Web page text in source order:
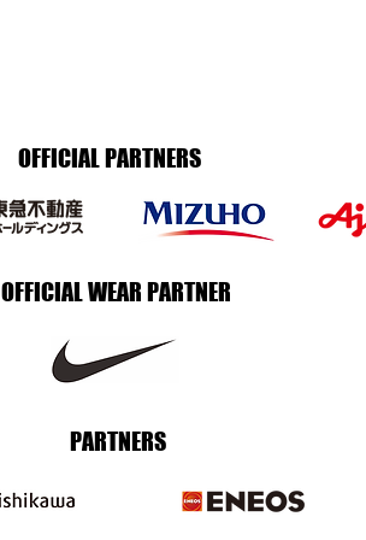
OFFICIAL PARTNERS
OFFICIAL WEAR PARTNER
PARTNERS